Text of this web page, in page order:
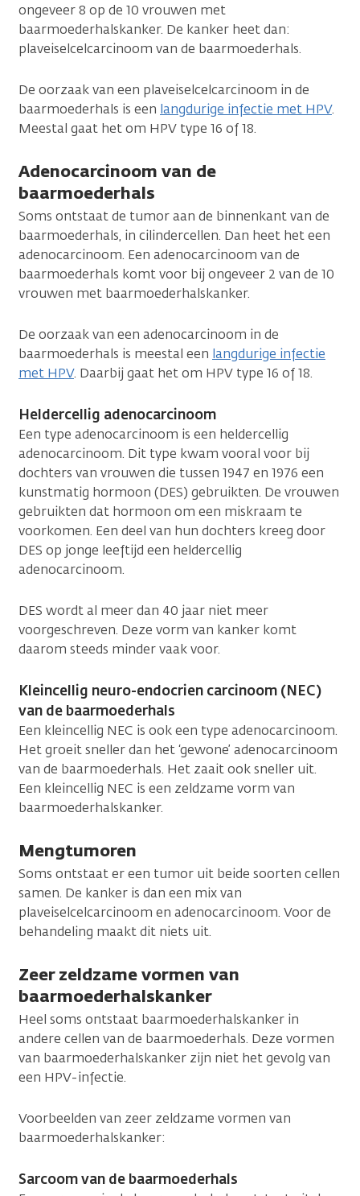
ongeveer 8 op de 10 vrouwen met
baarmoederhalskanker. De kanker heet dan:
plaveiselcelcarcinoom van de baarmoederhals.
De oorzaak van een plaveiselcelcarcinoom in de
baarmoederhals is een langdurige infectie met HPV.
Meestal gaat het om HPV type 16 of 18.
Adenocarcinoom van de
baarmoederhals
Soms ontstaat de tumor aan de binnenkant van de
baarmoederhals, in cilindercellen. Dan heet het een
adenocarcinoom. Een adenocarcinoom van de
baarmoederhals komt voor bij ongeveer 2 van de 10
vrouwen met baarmoederhalskanker.
De oorzaak van een adenocarcinoom in de
baarmoederhals is meestal een langdurige infectie
met HPV. Daarbij gaat het om HPV type 16 of 18.
Heldercellig adenocarcinoom
Een type adenocarcinoom is een heldercellig
adenocarcinoom. Dit type kwam vooral voor bij
dochters van vrouwen die tussen 1947 en 1976 een
kunstmatig hormoon (DES) gebruikten. De vrouwen
gebruikten dat hormoon om een miskraam te
voorkomen. Een deel van hun dochters kreeg door
DES op jonge leeftijd een heldercellig
adenocarcinoom.
DES wordt al meer dan 40 jaar niet meer
voorgeschreven. Deze vorm van kanker komt
daarom steeds minder vaak voor.
Kleincellig neuro-endocrien carcinoom (NEC)
van de baarmoederhals
Een kleincellig NEC is ook een type adenocarcinoom.
Het groeit sneller dan het ‘gewone’ adenocarcinoom
van de baarmoederhals. Het zaait ook sneller uit.
Een kleincellig NEC is een zeldzame vorm van
baarmoederhalskanker.
Mengtumoren
Soms ontstaat er een tumor uit beide soorten cellen
samen. De kanker is dan een mix van
plaveiselcelcarcinoom en adenocarcinoom. Voor de
behandeling maakt dit niets uit.
Zeer zeldzame vormen van
baarmoederhalskanker
Heel soms ontstaat baarmoederhalskanker in
andere cellen van de baarmoederhals. Deze vormen
van baarmoederhalskanker zijn niet het gevolg van
een HPV-infectie.
Voorbeelden van zeer zeldzame vormen van
baarmoederhalskanker:
Sarcoom van de baarmoederhals